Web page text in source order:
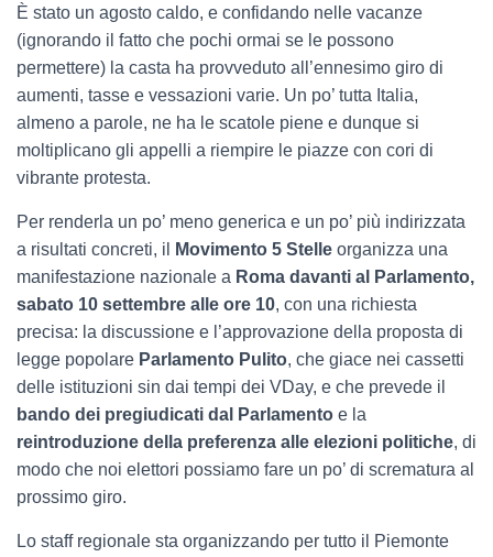
È stato un agosto caldo, e confidando nelle vacanze
(ignorando il fatto che pochi ormai se le possono
permettere) la casta ha provveduto all’ennesimo giro di
aumenti, tasse e vessazioni varie. Un po’ tutta Italia,
almeno a parole, ne ha le scatole piene e dunque si
moltiplicano gli appelli a riempire le piazze con cori di
vibrante protesta.
Per renderla un po’ meno generica e un po’ più indirizzata
a risultati concreti, il
Movimento 5 Stelle organizza una
manifestazione nazionale a Roma davanti al Parlamento,
sabato 10 settembre alle ore 10, con una richiesta
precisa: la discussione e l’approvazione della proposta di
legge popolare Parlamento Pulito, che giace nei cassetti
delle istituzioni sin dai tempi dei VDay, e che prevede il
bando dei pregiudicati dal Parlamento e la
reintroduzione della preferenza alle elezioni politiche, di
modo che noi elettori possiamo fare un po’ di scrematura al
prossimo giro.
Lo staff regionale sta organizzando per tutto il Piemonte